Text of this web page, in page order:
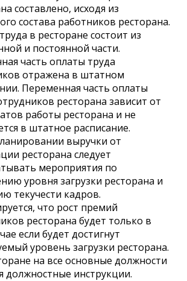
составлено, исходя из
состава работников ресторана.
в ресторане состоит из
и постоянной части.
часть оплаты труда
отражена в штатном
Переменная часть оплаты
ресторана зависит от
работы ресторана и не
в штатное расписание.
выручки от
ресторана следует
мероприятия по
уровня загрузки ресторана и
текучести кадров.
что рост премий
ресторана будет только в
если будет достигнут
уровень загрузки ресторана.
на все основные должности
должностные инструкции.